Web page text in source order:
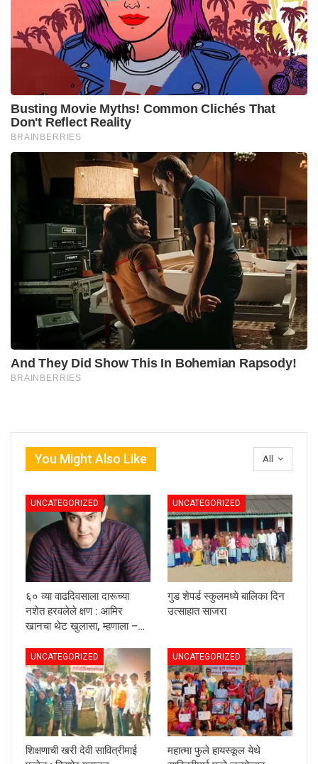
All
You Might Also Like
UNCATEGORIZED
६० व्या वाढदिवसाला दारूच्या
नशेत हरवलेले क्षण : आमिर
खानचा थेट खुलासा, म्हणाला –…
UNCATEGORIZED
गुड शेपर्ड स्कुलमध्ये बालिका दिन
उत्साहात साजरा
UNCATEGORIZED
शिक्षणाची खरी देवी सावित्रीमाई
UNCATEGORIZED
महात्मा फुले हायस्कूल येथे